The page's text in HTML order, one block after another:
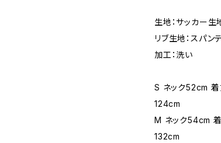
生地：サッカー生
リブ生地：スパ
加工：洗い
S ネック52cm
124cm
M ネック54cm
132cm